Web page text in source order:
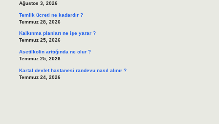
Ağustos 3, 2026
Temlik ücreti ne kadardır ?
Temmuz 28, 2026
Kalkınma planları ne işe yarar ?
Temmuz 25, 2026
Asetilkolin arttığında ne olur ?
Temmuz 25, 2026
Kartal devlet hastanesi randevu nasıl alınır ?
Temmuz 24, 2026